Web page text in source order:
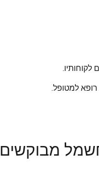
למטופל.
מבוקשים